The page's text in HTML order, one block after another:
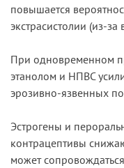
повышается
экстрасистолии (из-
При одновременном
этанолом и НПВС
эрозивно-язвенных
Эстрогены и
контрацептивы
может